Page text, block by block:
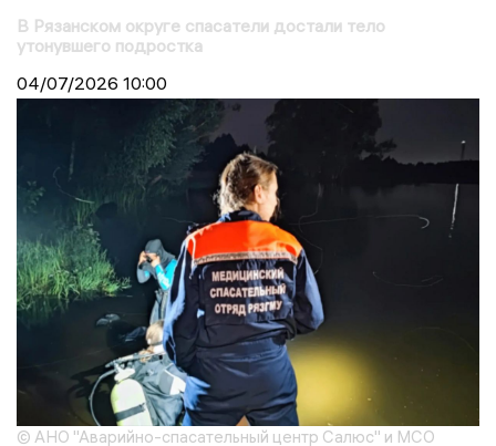
В Рязанском округе спасатели достали тело
утонувшего подростка
04/07/2026 10:00
© АНО "Аварийно-спасательный центр Салюс" и МСО